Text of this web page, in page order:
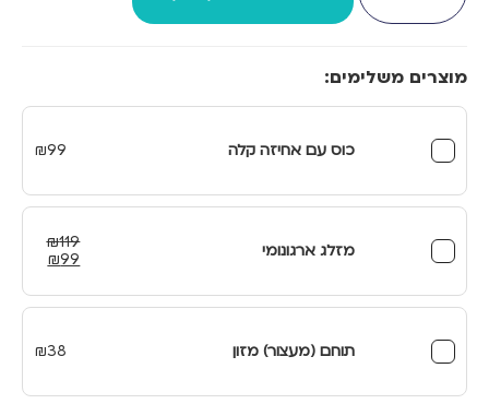
שאינה
מוצרים משלימים:
כוס עם אחיזה קלה ₪99
מזלג ארגונומי ₪119
המחיר
היה:
₪119.
₪99 המחיר
הוא:
₪99.
תוחם (מעצור) מזון
₪38